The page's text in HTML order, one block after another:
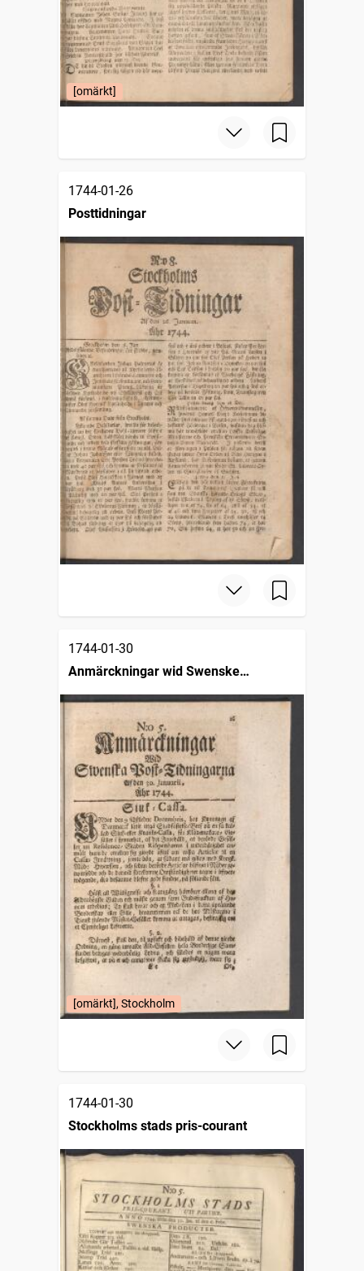
[omärkt]
1744-01-26
Posttidningar
1744-01-30
Anmärckningar wid Swenske
posttidningarne
[omärkt], Stockholm
1744-01-30
Stockholms stads pris-courant